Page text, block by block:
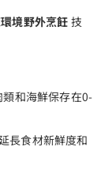
境野外烹飪 技
和海鮮保存在0-
長食材新鮮度和